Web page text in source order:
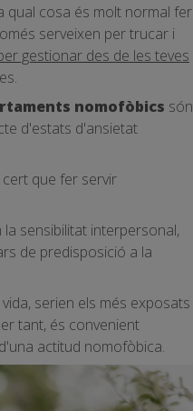
qual cosa és molt normal fer
serveixen per trucar i
gestionar des de les teves
nomofòbics són
d'estats d'ansietat
que fer servir
sensibilitat interpersonal,
de predisposició a la
serien els més exposats
tant, és convenient
actitud nomofòbica.